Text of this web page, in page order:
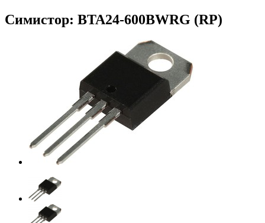
Симистор: BTA24-600BWRG (RP)